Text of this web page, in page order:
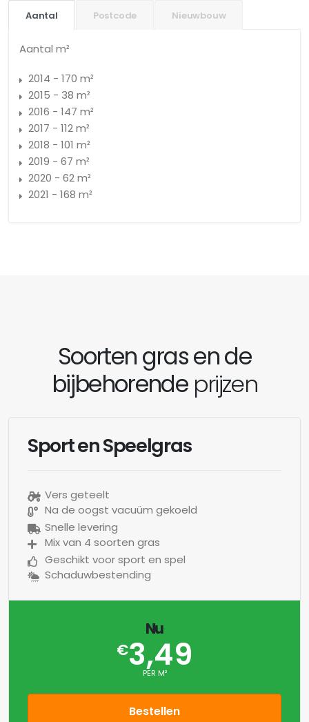
Aantal Postcode Nieuwbouw
Aantal m²
2014 - 170 m²
2015 - 38 m²
2016 - 147 m²
2017 - 112 m²
2018 - 101 m²
2019 - 67 m²
2020 - 62 m²
2021 - 168 m²
Soorten gras en de
bijbehorendeprijzen
Sport en Speelgras
Vers geteelt
Na de oogst vacuüm gekoeld
Snelle levering
Mix van 4 soorten gras
Geschikt voor sport en spel
Schaduwbestending
Nu
€3,49
PER M²
Bestellen